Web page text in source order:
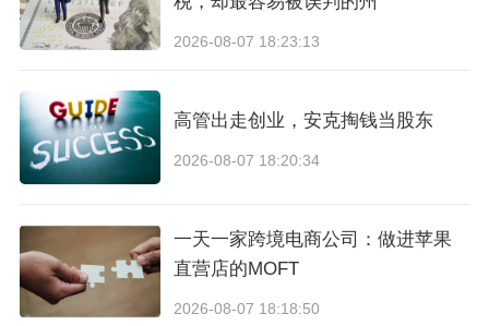
是一个挑战，尤其是对目前正在为关键冬季假期
订单做准备的小型企业来说。”
对于玩具制造商等特别依赖假日季的公司来说，
关税可能会在今年剩余时间造成灾难性的影响。
宝年销售额的25%-30% 。
扎恩表示，通常情况下，节日玩具的发货会在6月
2026-08-07 18:23:13
高管出走创业，安克掏钱当股东
2026-08-07 18:20:34
一天一家跨境电商公司：做进苹果
直营店的MOFT
2026-08-07 18:18:50